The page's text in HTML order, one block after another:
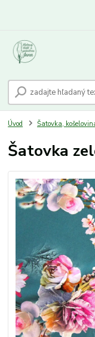
Úvod Šatovka,
Šatovka